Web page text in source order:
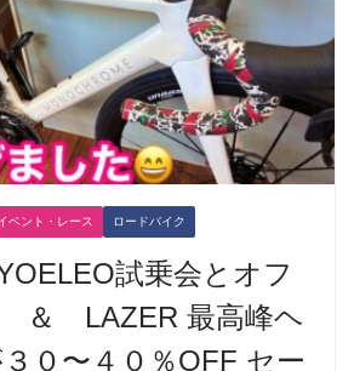
ベント・レース ロードバイク
試乗会とオフ
＆ LAZER 最高峰ヘ
０〜４０％OFF セー